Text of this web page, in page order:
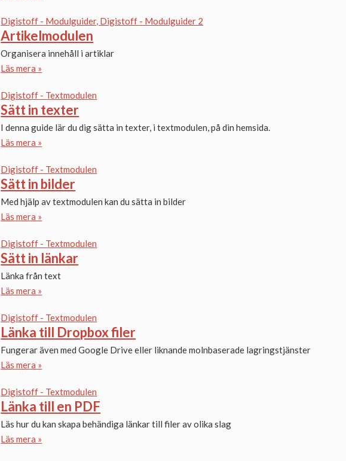
Digistoff - Modulguider Digistoff - Modulguider 2
Artikelmodulen
Organisera innehåll i artiklar
Läs mera »
Digistoff - Textmodulen
Sätt in texter
I denna guide lär du dig sätta in texter, i textmodulen, på din hemsida.
Läs mera »
Digistoff - Textmodulen
Sätt in bilder
Med hjälp av textmodulen kan du sätta in bilder
Läs mera »
Digistoff - Textmodulen
Sätt in länkar
Länka från text
Läs mera »
Digistoff - Textmodulen
Länka till Dropbox filer
Fungerar även med Google Drive eller liknande molnbaserade lagringstjänster
Läs mera »
Digistoff - Textmodulen
Länka till en PDF
Läs hur du kan skapa behändiga länkar till filer av olika slag
Läs mera »